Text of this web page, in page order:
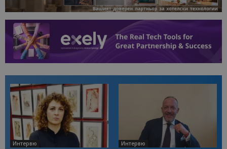
Интервю Интервю